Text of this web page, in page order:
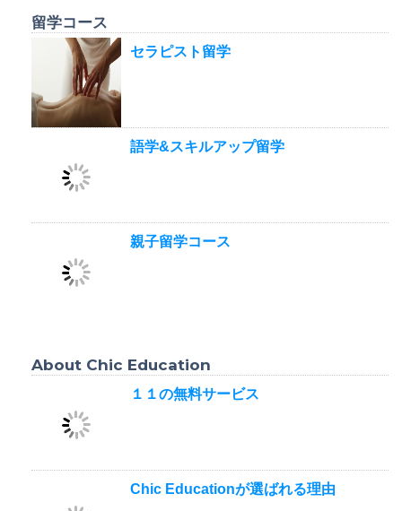
留学コース
セラピスト留学
語学&スキルアップ留学
親子留学コース
About Chic Education
１１の無料サービス
Chic Educationが選ばれる理由